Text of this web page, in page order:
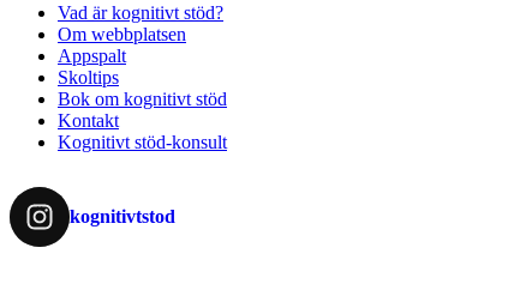
Vad är kognitivt stöd?
Om webbplatsen
Appspalt
Skoltips
Bok om kognitivt stöd
Kontakt
Kognitivt stöd-konsult
kognitivtstod